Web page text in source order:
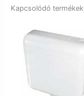
Kapcsolódó termékek